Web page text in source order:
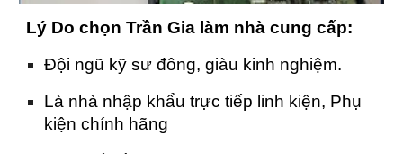
Lý Do chọn Trần Gia làm nhà cung cấp:
Đội ngũ kỹ sư đông, giàu kinh nghiệm.
Là nhà nhập khẩu trực tiếp linh kiện, Phụ
kiện chính hãng